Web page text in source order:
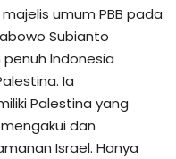
umum PBB pada
Subianto
Indonesia
Ia
Palestina yang
dan
Israel. Hanya